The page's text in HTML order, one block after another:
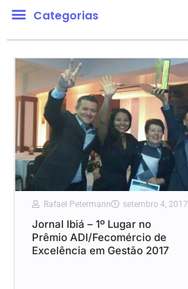
Categorias
Rafael Petermann setembro 4, 2017
Jornal Ibiá – 1º Lugar no
Prêmio ADI/Fecomércio de
Excelência em Gestão 2017